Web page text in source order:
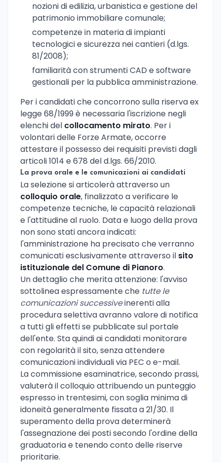
nozioni di edilizia, urbanistica e gestione del
patrimonio immobiliare comunale;
competenze in materia di impianti
tecnologici e sicurezza nei cantieri (d.lgs.
81/2008);
familiarità con strumenti CAD e software
gestionali per la pubblica amministrazione.
Per i candidati che concorrono sulla riserva ex
legge 68/1999 è necessaria l'iscrizione negli
elenchi del collocamento mirato. Per i
volontari delle Forze Armate, occorre
attestare il possesso dei requisiti previsti dagli
articoli 1014 e 678 del d.lgs. 66/2010.
La prova orale e le comunicazioni ai candidati
La selezione si articolerà attraverso un
colloquio orale, finalizzato a verificare le
competenze tecniche, le capacità relazionali
e l'attitudine al ruolo. Data e luogo della prova
non sono stati ancora indicati:
l'amministrazione ha precisato che verranno
comunicati esclusivamente attraverso il sito
istituzionale del Comune di Pianoro.
Un dettaglio che merita attenzione: l'avviso
sottolinea espressamente che tutte le
comunicazioni successiveinerenti alla
procedura selettiva avranno valore di notifica
a tutti gli effetti se pubblicate sul portale
dell'ente. Sta quindi ai candidati monitorare
con regolarità il sito, senza attendere
comunicazioni individuali via PEC o e-mail.
La commissione esaminatrice, secondo prassi,
valuterà il colloquio attribuendo un punteggio
espresso in trentesimi, con soglia minima di
idoneità generalmente fissata a 21/30. Il
superamento della prova determinerà
l'assegnazione dei posti secondo l'ordine della
graduatoria e tenendo conto delle riserve
prioritarie.